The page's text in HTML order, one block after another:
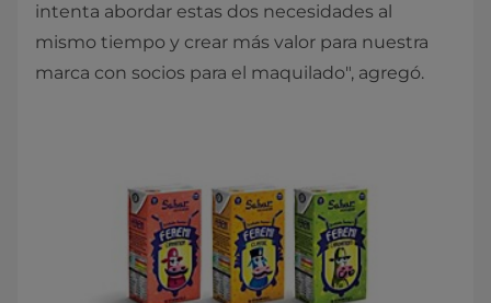
intenta abordar estas dos necesidades al
mismo tiempo y crear más valor para nuestra
marca con socios para el maquilado", agregó.